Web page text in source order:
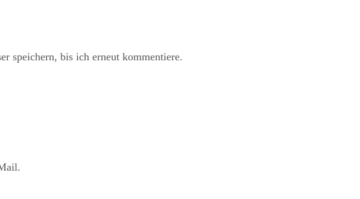
speichern, bis ich erneut kommentiere.